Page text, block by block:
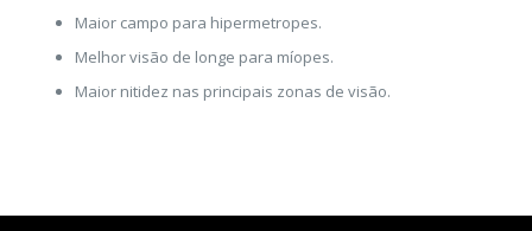
Maior campo para hipermetropes.
Melhor visão de longe para míopes.
Maior nitidez nas principais zonas de visão.